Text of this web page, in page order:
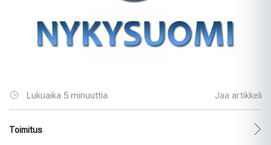
Lukuaika 5 minuuttia Jaa artikkeli
Toimitus